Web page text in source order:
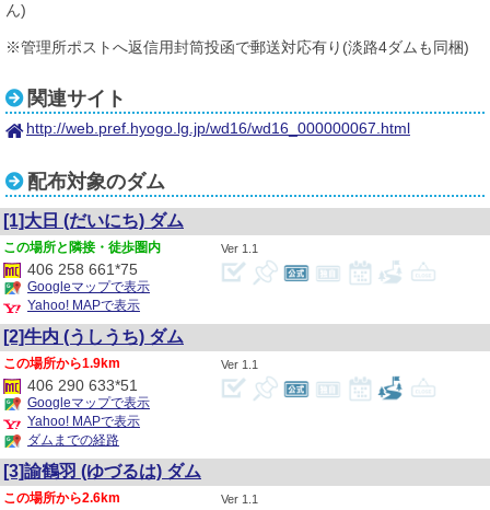
ん)
※管理所ポストへ返信用封筒投函で郵送対応有り(淡路4ダムも同梱)
関連サイト
http://web.pref.hyogo.lg.jp/wd16/wd16_000000067.html
配布対象のダム
[1]大日 (だいにち) ダム
1.1
隣接・徒歩圏内
406 258 661*75
Googleマップで表示
Yahoo! MAPで表示
[2]牛内 (うしうち) ダム
1.1
1.9km
406 290 633*51
Googleマップで表示
Yahoo! MAPで表示
ダムまでの経路
[3]諭鶴羽 (ゆづるは) ダム
1.1
2.6km